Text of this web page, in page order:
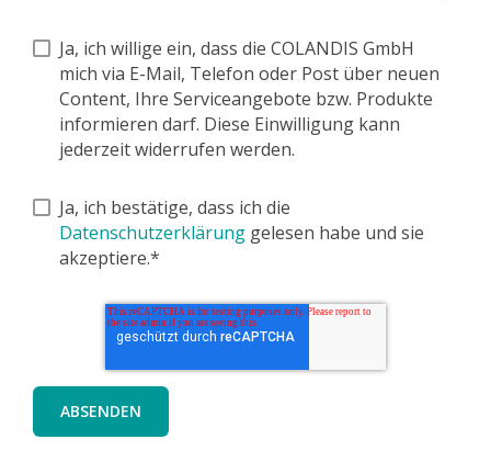
Ja, ich willige ein, dass die COLANDIS GmbH
mich via E-Mail, Telefon oder Post über neuen
Content, Ihre Serviceangebote bzw. Produkte
informieren darf. Diese Einwilligung kann
jederzeit widerrufen werden.
Ja, ich bestätige, dass ich die
Datenschutzerklärung gelesen habe und sie
akzeptiere.*